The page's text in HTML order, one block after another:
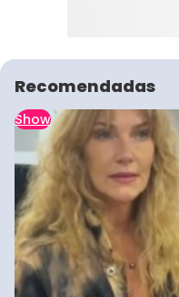
Recomendadas
Show